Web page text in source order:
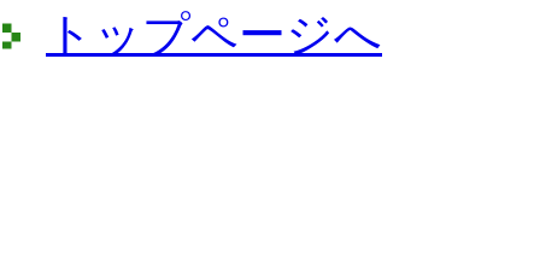
トップページへ